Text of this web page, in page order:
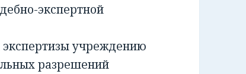
экспертной
учреждению
разрешений